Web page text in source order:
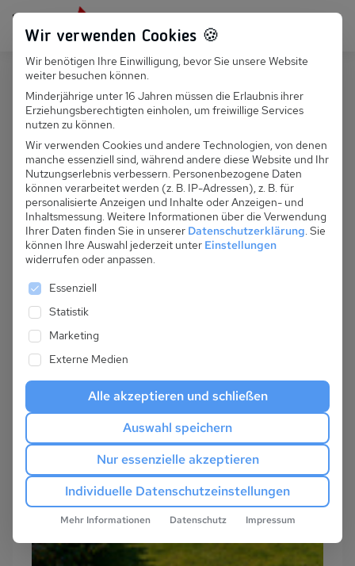
Persönlich für dich da: +49 251 899 050
Suchfeld
Suchen
PL 043.009A - Ferienhaus Robert
Wir verwenden Cookies 🍪
Wir benötigen Ihre Einwilligung, bevor Sie unsere Website
weiter besuchen können.
Minderjährige unter 16 Jahren müssen die Erlaubnis ihrer
Erziehungsberechtigten einholen, um freiwillige Services
nutzen zu können.
Wir verwenden Cookies und andere Technologien, von denen
manche essenziell sind, während andere diese Website und Ihr
Nutzungserlebnis verbessern. Personenbezogene Daten
können verarbeitet werden (z. B. IP-Adressen), z. B. für
personalisierte Anzeigen und Inhalte oder Anzeigen- und
Inhaltsmessung. Weitere Informationen über die Verwendung
Ihrer Daten finden Sie in unserer Datenschutzerklärung. Sie
können Ihre Auswahl jederzeit unter Einstellungen
widerrufen oder anpassen.
Es folgt eine Liste der Service-Gruppen, für die
Essenziell
Statistik
Marketing
Externe Medien
Alle akzeptieren und schließen
Auswahl speichern
Nur essenzielle akzeptieren
Individuelle Datenschutzeinstellungen
Mehr Informationen Datenschutz Impressum